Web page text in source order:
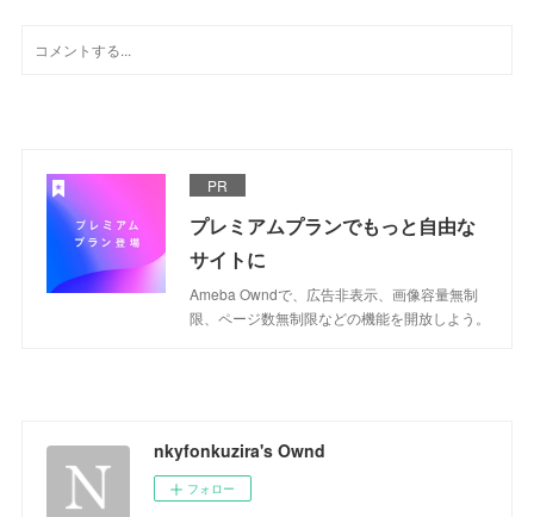
PR
プレミアムプランでもっと自由な
サイトに
Ameba Owndで、広告非表示、画像容量無制
限、ページ数無制限などの機能を開放しよう。
nkyfonkuzira's Ownd
フォロー